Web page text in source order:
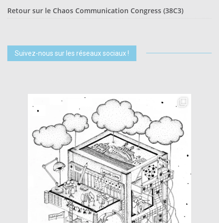
Retour sur le Chaos Communication Congress (38C3)
Suivez-nous sur les réseaux sociaux !